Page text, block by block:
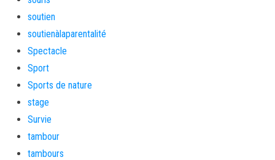
soutien
soutienàlaparentalité
Spectacle
Sport
Sports de nature
stage
Survie
tambour
tambours